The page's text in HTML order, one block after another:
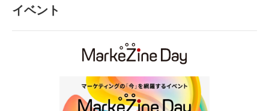
イベント